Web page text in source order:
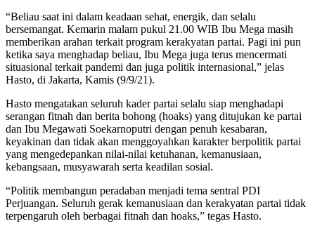
“Beliau saat ini dalam keadaan sehat, energik, dan selalu
bersemangat. Kemarin malam pukul 21.00 WIB Ibu Mega masih
memberikan arahan terkait program kerakyatan partai. Pagi ini pun
ketika saya menghadap beliau, Ibu Mega juga terus mencermati
situasional terkait pandemi dan juga politik internasional,” jelas
Hasto, di Jakarta, Kamis (9/9/21).
Hasto mengatakan seluruh kader partai selalu siap menghadapi
serangan fitnah dan berita bohong (hoaks) yang ditujukan ke partai
dan Ibu Megawati Soekarnoputri dengan penuh kesabaran,
keyakinan dan tidak akan menggoyahkan karakter berpolitik partai
yang mengedepankan nilai-nilai ketuhanan, kemanusiaan,
kebangsaan, musyawarah serta keadilan sosial.
“Politik membangun peradaban menjadi tema sentral PDI
Perjuangan. Seluruh gerak kemanusiaan dan kerakyatan partai tidak
terpengaruh oleh berbagai fitnah dan hoaks,” tegas Hasto.